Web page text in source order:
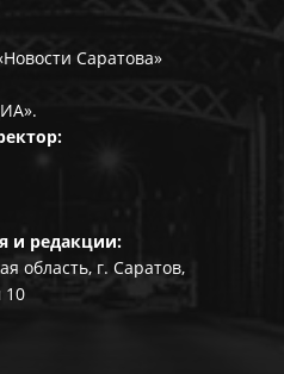
Саратова»
и редакции:
область, г. Саратов,
10